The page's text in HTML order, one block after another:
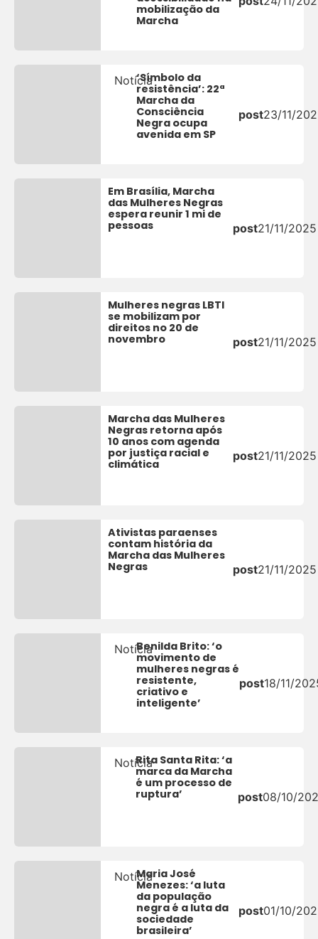
mobilização da
Marcha
Notícia‘Símbolo da
resistência’: 22ª
Marcha da
Consciência
Negra ocupa
avenida em SP
post23/11/
Em Brasília, Marcha
das Mulheres Negras
espera reunir 1 mi de
pessoas
post21/11/2025
Mulheres negras LBTI
se mobilizam por
direitos no 20 de
novembro
post21/11/2025
Marcha das Mulheres
Negras retorna após
10 anos com agenda
por justiça racial e
climática
post21/11/2025
Ativistas paraenses
contam história da
Marcha das Mulheres
Negras
post21/11/2025
NotíciaBenilda Brito: ‘o
movimento de
mulheres negras é
resistente,
criativo e
inteligente’
post18/11/
NotíciaRita Santa Rita: ‘a
marca da Marcha
é um processo de
ruptura’
post08/10/
NotíciaMaria José
Menezes: ‘a luta
da população
negra é a luta da
sociedade
brasileira’
post01/10/